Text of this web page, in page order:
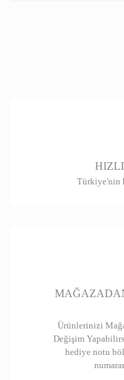
yetersiz gördüğünüz
Ürün fiyatı diğer sitelerden
Türkiye'nin
Ürünlerinizi
Değişim
hediye notu